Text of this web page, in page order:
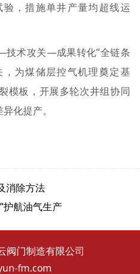
，措施单井产量均超线运
术攻关—成果转化”全链条
为煤储层控气机理奠定基
模板，开展多轮次井组协同
化提产。
消除方法
护航油气生产
阀门制造有限公司
fm.com